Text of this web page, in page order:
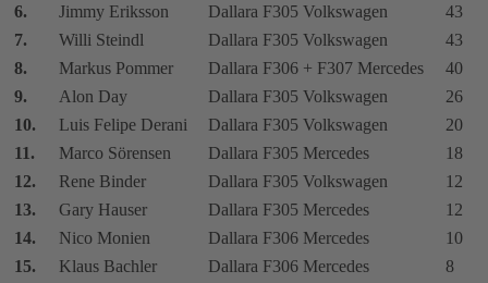
6.
Jimmy Eriksson Dallara F305 Volkswagen
43
7.
Willi Steindl Dallara F305 Volkswagen
43
8.
Markus Pommer Dallara F306 + F307 Mercedes
40
9.
Alon Day Dallara F305 Volkswagen
26
10.
Luis Felipe Derani Dallara F305 Volkswagen
20
11.
Marco Sörensen Dallara F305 Mercedes
18
12.
Rene Binder Dallara F305 Volkswagen
12
13.
Gary Hauser Dallara F305 Mercedes
12
14.
Nico Monien Dallara F306 Mercedes
10
15.
Klaus Bachler Dallara F306 Mercedes
8